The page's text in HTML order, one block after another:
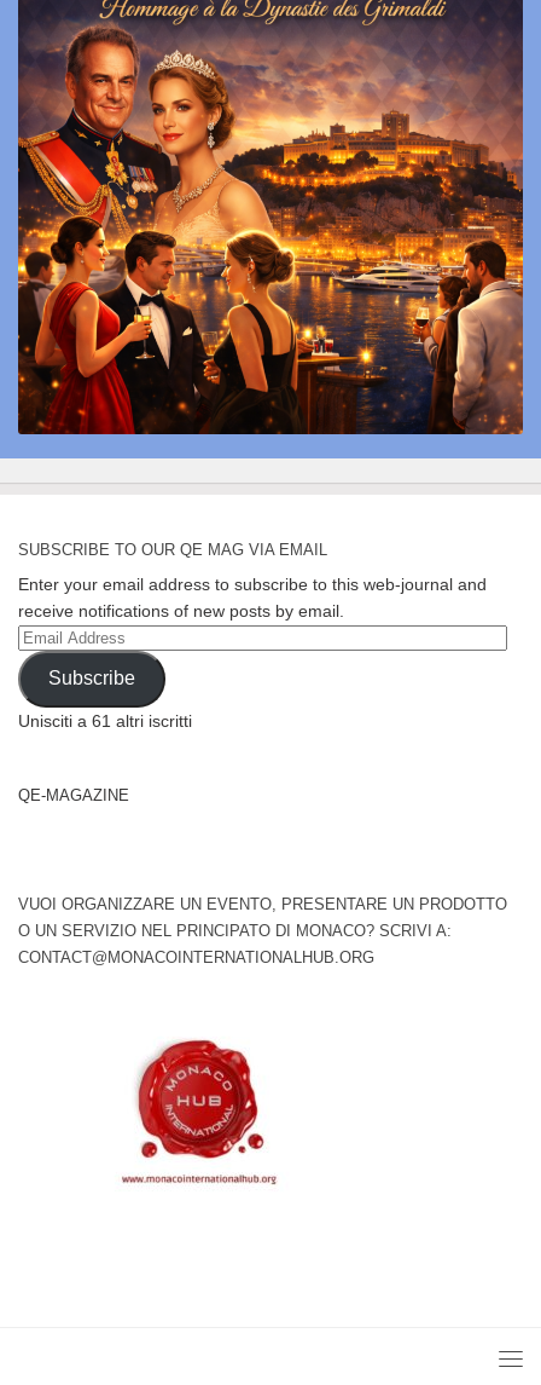
SUBSCRIBE TO OUR QE MAG VIA EMAIL
Enter your email address to subscribe to this web-journal and
receive notifications of new posts by email.
Email
Address
Subscribe
Unisciti a 61 altri iscritti
QE-MAGAZINE
VUOI ORGANIZZARE UN EVENTO, PRESENTARE UN PRODOTTO
O UN SERVIZIO NEL PRINCIPATO DI MONACO? SCRIVI A:
CONTACT@MONACOINTERNATIONALHUB.ORG